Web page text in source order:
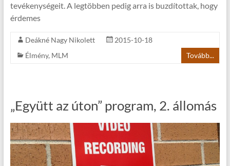
tevékenységeit. A legtöbben pedig arra is buzdítottak, hogy
érdemes
Deákné Nagy Nikolett
2015-10-18
Élmény, MLM Tovább...
„Együtt az úton” program, 2. állomás